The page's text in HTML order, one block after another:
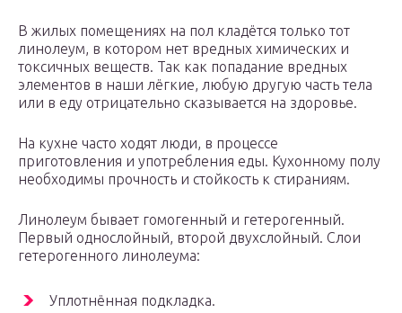
В жилых помещениях на пол кладётся только тот
линолеум, в котором нет вредных химических и
токсичных веществ. Так как попадание вредных
элементов в наши лёгкие, любую другую часть тела
или в еду отрицательно сказывается на здоровье.
На кухне часто ходят люди, в процессе
приготовления и употребления еды. Кухонному полу
необходимы прочность и стойкость к стираниям.
Линолеум бывает гомогенный и гетерогенный.
Первый однослойный, второй двухслойный. Слои
гетерогенного линолеума:
Уплотнённая подкладка.